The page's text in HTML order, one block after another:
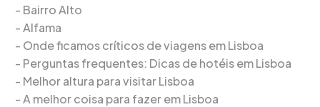
Bairro Alto
Alfama
Onde ficamos críticos de viagens em Lisboa
Perguntas frequentes: Dicas de hotéis em Lisboa
Melhor altura para visitar Lisboa
A melhor coisa para fazer em Lisboa